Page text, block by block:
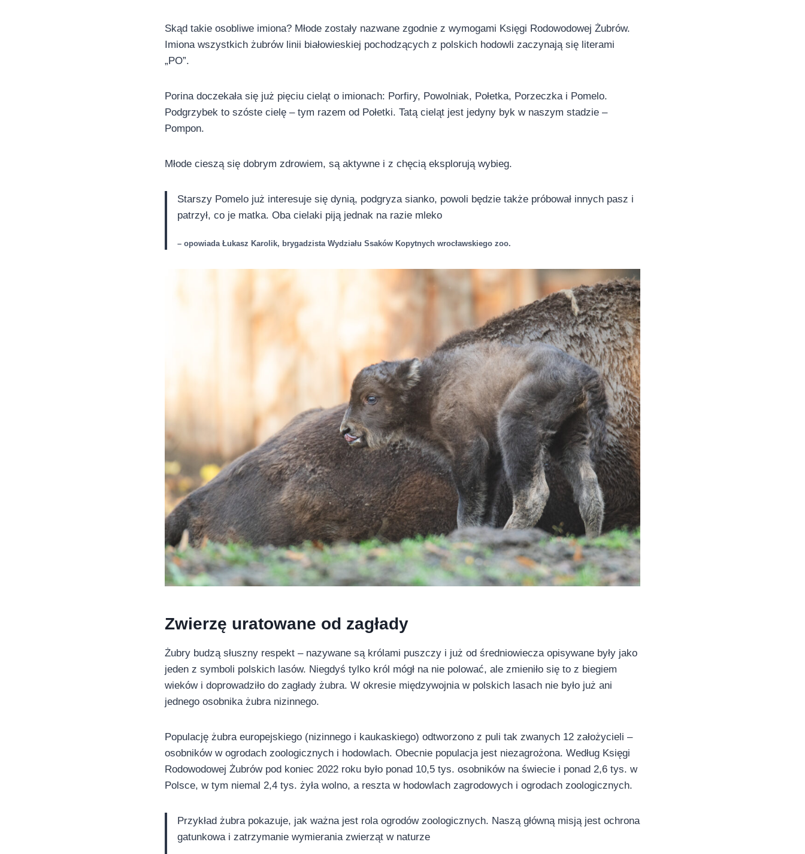
Skąd takie osobliwe imiona? Młode zostały nazwane zgodnie z wymogami Księgi Rodowodowej Żubrów.
Imiona wszystkich żubrów linii białowieskiej pochodzących z polskich hodowli zaczynają się literami
„PO”.
Porina doczekała się już pięciu cieląt o imionach: Porfiry, Powolniak, Połetka, Porzeczka i Pomelo.
Podgrzybek to szóste cielę – tym razem od Połetki. Tatą cieląt jest jedyny byk w naszym stadzie –
Pompon.
Młode cieszą się dobrym zdrowiem, są aktywne i z chęcią eksplorują wybieg.
Starszy Pomelo już interesuje się dynią, podgryza sianko, powoli będzie także próbował innych pasz i
patrzył, co je matka. Oba cielaki piją jednak na razie mleko
– opowiada Łukasz Karolik, brygadzista Wydziału Ssaków Kopytnych wrocławskiego zoo.
Zwierzę uratowane od zagłady
Żubry budzą słuszny respekt – nazywane są królami puszczy i już od średniowiecza opisywane były jako
jeden z symboli polskich lasów. Niegdyś tylko król mógł na nie polować, ale zmieniło się to z biegiem
wieków i doprowadziło do zagłady żubra. W okresie międzywojnia w polskich lasach nie było już ani
jednego osobnika żubra nizinnego.
Populację żubra europejskiego (nizinnego i kaukaskiego) odtworzono z puli tak zwanych 12 założycieli –
osobników w ogrodach zoologicznych i hodowlach. Obecnie populacja jest niezagrożona. Według Księgi
Rodowodowej Żubrów pod koniec 2022 roku było ponad 10,5 tys. osobników na świecie i ponad 2,6 tys. w
Polsce, w tym niemal 2,4 tys. żyła wolno, a reszta w hodowlach zagrodowych i ogrodach zoologicznych.
Przykład żubra pokazuje, jak ważna jest rola ogrodów zoologicznych. Naszą główną misją jest ochrona
gatunkowa i zatrzymanie wymierania zwierząt w naturze